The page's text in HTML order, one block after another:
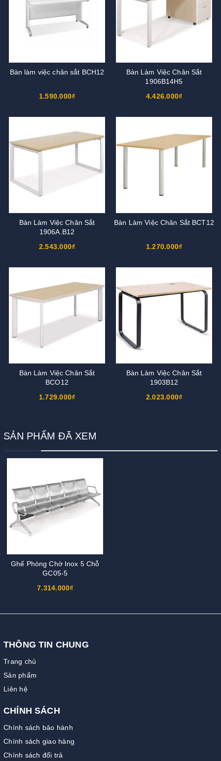
Bàn làm việc chân sắt BCH12
1.590.000₫
Bàn Làm Việc Chân Sắt
1906B14H5
4.426.000₫
Bàn Làm Việc Chân Sắt
1906A.B12
2.543.000₫
Bàn Làm Việc Chân Sắt BCT12
1.270.000₫
Bàn Làm Việc Chân Sắt
BCO12
1.729.000₫
Bàn Làm Việc Chân Sắt
1903B12
2.023.000₫
SẢN PHẨM ĐÃ XEM
Ghế Phòng Chờ Inox 5 Chỗ
GC05-5
7.314.000₫
THÔNG TIN CHUNG
Trang chủ
Sản phẩm
Liên hệ
CHÍNH SÁCH
Chính sách bảo hành
Chính sách giao hàng
Chính sách đổi trả